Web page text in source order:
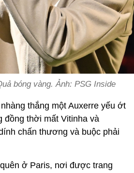
bóng vàng. Ảnh: PSG Inside
thắng một Auxerre yếu ớt
đồng thời mất Vitinha và
chấn thương và buộc phải
ở Paris, nơi được trang